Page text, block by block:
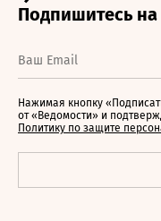
Нажимая кнопку
от «Ведомости» и
Политику по защите